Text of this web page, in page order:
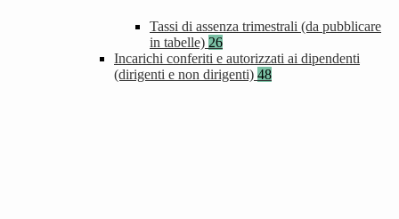
Tassi di assenza trimestrali (da pubblicare
in tabelle) 26
Incarichi conferiti e autorizzati ai dipendenti
(dirigenti e non dirigenti) 48